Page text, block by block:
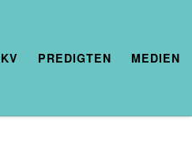
PREDIGTEN MEDIEN